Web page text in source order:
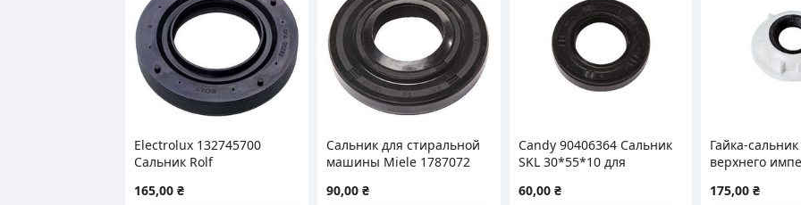
Electrolux 132745700
Сальник Rolf
стиральной машины
165,00₴
Сальник для стиральной
машины Miele 1787072
90,00 ₴
Candy 90406364 Сальник
SKL 30*55*10 для
60,00 ₴
Гайка-
верхнего
Whirlpool
175,00₴